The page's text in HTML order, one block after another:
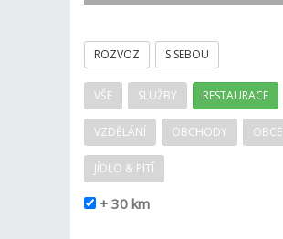
ROZVOZ S SEBOU
VŠE SLUŽBY RESTAURACE
VZDĚLÁNÍ OBCHODY OBCE
JÍDLO & PITÍ
+ 30 km